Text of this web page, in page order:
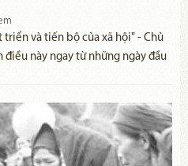
triển và tiến bộ của xã hội" - Chủ
này ngay từ những ngày đầu
nhấn mạnh vai trò dẫn dắt của
quốc gia.